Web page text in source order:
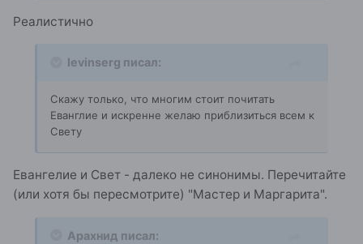
Реалистично
levinserg писал:
Скажу только, что многим стоит почитать
Еванглие и искренне желаю приблизиться всем к
Свету
Евангелие и Свет - далеко не синонимы. Перечитайте
(или хотя бы пересмотрите) "Мастер и Маргарита".
Арахнид писал: